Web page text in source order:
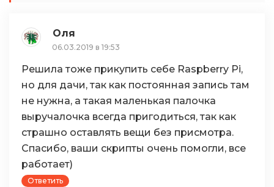
Оля
06.03.2019 в 19:53
Решила тоже прикупить себе Raspberry Pi,
но для дачи, так как постоянная запись там
не нужна, а такая маленькая палочка
выручалочка всегда пригодиться, так как
страшно оставлять вещи без присмотра.
Спасибо, ваши скрипты очень помогли, все
работает)
Ответить